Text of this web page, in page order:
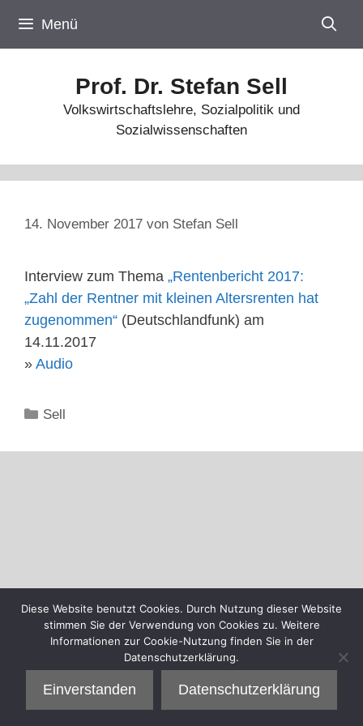
Inhalt
springen
Menü
Prof. Dr. Stefan Sell
Volkswirtschaftslehre, Sozialpolitik und
Sozialwissenschaften
14. November 2017 von Stefan Sell
Interview zum Thema „Rentenbericht 2017:
„Zahl der Rentner mit kleinen Altersrenten hat
zugenommen“ (Deutschlandfunk) am
14.11.2017
» Audio
Kategorien
Sell
Diese Website benutzt Cookies. Durch Nutzung dieser Website
stimmen Sie der Verwendung von Cookies zu. Weitere
Informationen zur Cookie-Nutzung finden Sie in der
Datenschutzerklärung.
Einverstanden Datenschutzerklärung